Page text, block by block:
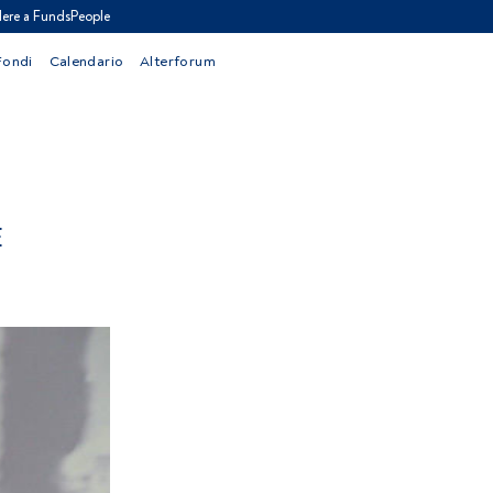
a FundsPeople
Calendario Alterforum